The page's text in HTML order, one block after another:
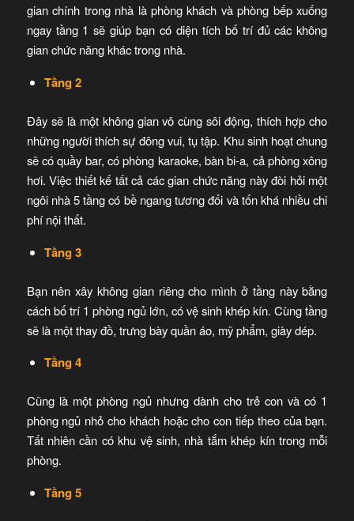
gian chính trong nhà là phòng khách và phòng bếp xuống
ngay tầng 1 sẽ giúp bạn có diện tích bố trí đủ các không
gian chức năng khác trong nhà.
Tầng 2
Đây sẽ là một không gian vô cùng sôi động, thích hợp cho
những người thích sự đông vui, tụ tập. Khu sinh hoạt chung
sẽ có quầy bar, có phòng karaoke, bàn bi-a, cả phòng xông
hơi. Việc thiết kế tất cả các gian chức năng này đòi hỏi một
ngôi nhà 5 tầng có bề ngang tương đối và tốn khá nhiều chi
phí nội thất.
Tầng 3
Bạn nên xây không gian riêng cho mình ở tầng này bằng
cách bố trí 1 phòng ngủ lớn, có vệ sinh khép kín. Cùng tầng
sẽ là một thay đồ, trưng bày quần áo, mỹ phẩm, giày dép.
Tầng 4
Cũng là một phòng ngủ nhưng dành cho trẻ con và có 1
phòng ngủ nhỏ cho khách hoặc cho con tiếp theo của bạn.
Tất nhiên cần có khu vệ sinh, nhà tắm khép kín trong mỗi
phòng.
Tầng 5